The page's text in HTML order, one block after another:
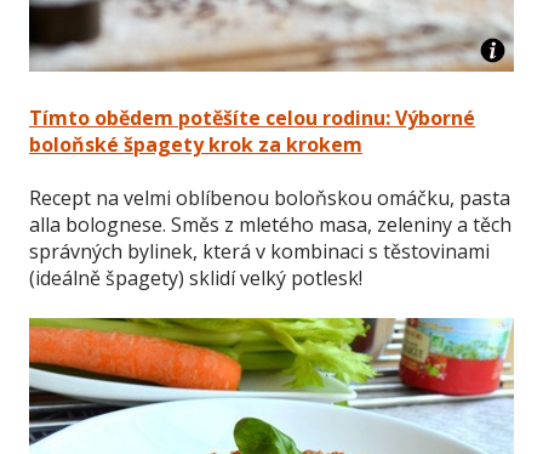
Tímto obědem potěšíte celou rodinu: Výborné
boloňské špagety krok za krokem
Recept na velmi oblíbenou boloňskou omáčku, pasta
alla bolognese. Směs z mletého masa, zeleniny a těch
správných bylinek, která v kombinaci s těstovinami
(ideálně špagety) sklidí velký potlesk!